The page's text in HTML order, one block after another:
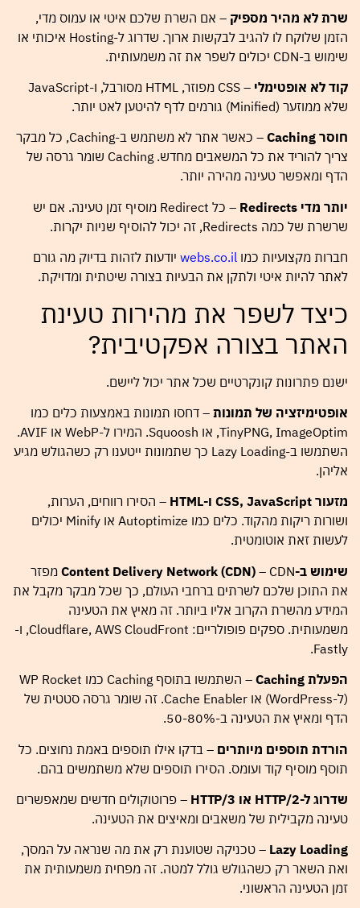
שרת לא מהיר מספיק – אם השרת שלכם איטי או עמוס מדי,
הזמן שלוקח לו להגיב לבקשות ארוך. שדרוג ל-Hosting איכותי או
שימוש ב-CDN יכולים לשפר את זה משמעותית.
קוד לא אופטימלי
– CSS מפוזר, HTML מסורבל, ו-JavaScript
שלא ממוזער (Minified) גורמים לדף להיטען לאט יותר.
חוסר Caching
– כאשר אתר לא משתמש ב-Caching, כל מבקר
צריך להוריד את כל המשאבים מחדש. Caching שומר גרסה של
הדף ומאפשר טעינה מהירה יותר.
יותר מדי Redirects
– כל Redirect מוסיף זמן טעינה. אם יש
שרשרת של כמה Redirects, זה יכול להוסיף שניות יקרות.
חברות מקצועיות כמו webs.co.il יודעות לזהות בדיוק מה גורם
לאתר להיות איטי ולתקן את הבעיות בצורה שיטתית ומדויקת.
כיצד לשפר את מהירות טעינת
האתר בצורה אפקטיבית?
ישנם פתרונות קונקרטיים שכל אתר יכול ליישם.
אופטימיזציה של תמונות – דחסו תמונות באמצעות כלים כמו
TinyPNG, ImageOptim, או Squoosh. המירו ל-WebP או AVIF.
השתמשו ב-Lazy Loading כך שתמונות ייטענו רק כשהגולש מגיע
אליהן.
מזעור CSS, JavaScript ו-HTML
– הסירו רווחים, הערות,
ושורות ריקות מהקוד. כלים כמו Autoptimize או Minify יכולים
לעשות זאת אוטומטית.
שימוש ב-Content Delivery Network (CDN)
– CDN מפזר
את התוכן שלכם לשרתים ברחבי העולם, כך שכל מבקר מקבל את
המידע מהשרת הקרוב אליו ביותר. זה מאיץ את הטעינה
משמעותית. ספקים פופולריים: Cloudflare, AWS CloudFront, ו-
Fastly.
הפעלת Caching
– השתמשו בתוסף Caching כמו WP Rocket
(ל-WordPress) או Cache Enabler. זה שומר גרסה סטטית של
הדף ומאיץ את הטעינה ב-50-80%.
הורדת תוספים מיותרים – בדקו אילו תוספים באמת נחוצים. כל
תוסף מוסיף קוד ועומס. הסירו תוספים שלא משתמשים בהם.
שדרוג ל-HTTP/2 או HTTP/3
– פרוטוקולים חדשים שמאפשרים
טעינה מקבילית של משאבים ומאיצים את הטעינה.
Lazy Loading – טכניקה שטוענת רק את מה שנראה על המסך,
ואת השאר רק כשהגולש גולל למטה. זה מפחית משמעותית את
זמן הטעינה הראשוני.